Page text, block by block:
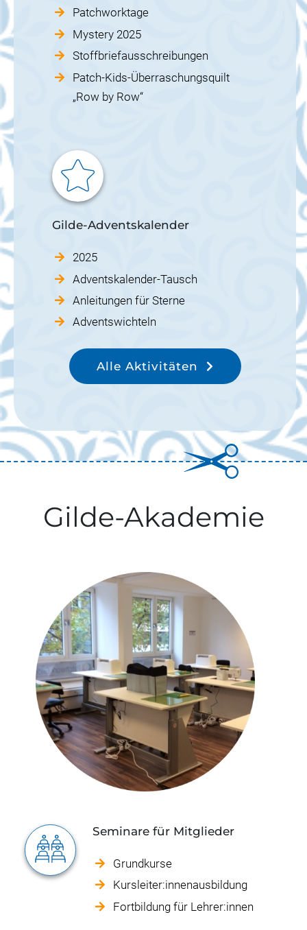
Patchworktage
Mystery 2025
Stoffbriefausschreibungen
Patch-Kids-Überraschungsquilt
„Row by Row“
Gilde-Adventskalender
2025
Adventskalender-Tausch
Anleitungen für Sterne
Adventswichteln
Alle Aktivitäten
Gilde-Akademie
Seminare für Mitglieder
Grundkurse
Kursleiter:innenausbildung
Fortbildung für Lehrer:innen